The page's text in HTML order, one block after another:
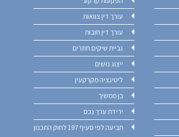
עורך דין צוואות
עורך דין חובות
גביית שיקים חוזרים
ייצוג נושים
ליטיגציה מקרקעין
בן ממשיך
ירידת ערך נכס
תביעה לפי סעיף 197 לחוק התכנון